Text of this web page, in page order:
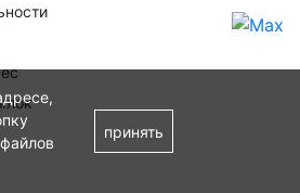
принять